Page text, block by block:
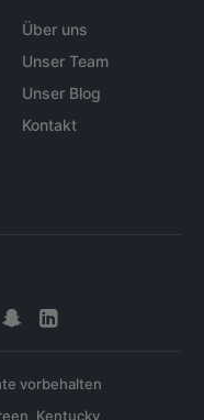
Über uns
Unser Team
Unser Blog
Kontakt
vorbehalten